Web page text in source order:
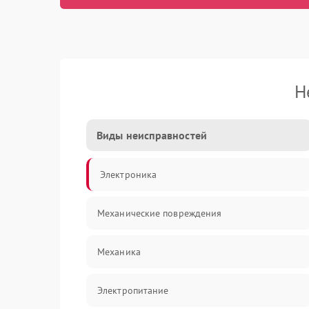
Виды неисправностей
Электроника
Механические повреждения
Механика
Электропитание